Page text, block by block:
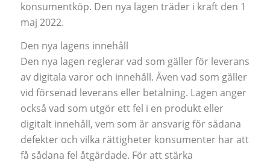
konsumentköp. Den nya lagen träder i kraft den 1
maj 2022.
Den nya lagens innehåll
Den nya lagen reglerar vad som gäller för leverans
av digitala varor och innehåll. Även vad som gäller
vid försenad leverans eller betalning. Lagen anger
också vad som utgör ett fel i en produkt eller
digitalt innehåll, vem som är ansvarig för sådana
defekter och vilka rättigheter konsumenter har att
få sådana fel åtgärdade. För att stärka